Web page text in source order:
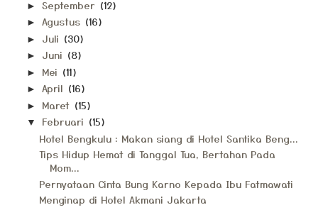
► September (12)
► Agustus (16)
► Juli (30)
► Juni (8)
► Mei (11)
► April (16)
► Maret (15)
▼ Februari (15)
Hotel Bengkulu : Makan siang di Hotel Santika Beng...
Tips Hidup Hemat di Tanggal Tua, Bertahan Pada
Mom...
Pernyataan Cinta Bung Karno Kepada Ibu Fatmawati
Menginap di Hotel Akmani Jakarta